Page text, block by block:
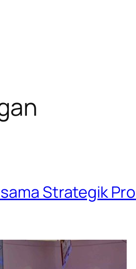
Strategik